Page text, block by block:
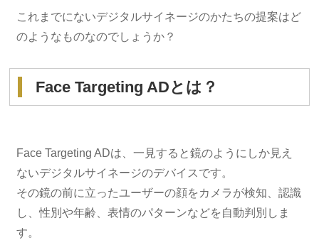
これまでにないデジタルサイネージのかたちの提案はど
のようなものなのでしょうか？
Face Targeting ADとは？
Face Targeting ADは、一見すると鏡のようにしか見え
ないデジタルサイネージのデバイスです。
その鏡の前に立ったユーザーの顔をカメラが検知、認識
し、性別や年齢、表情のパターンなどを自動判別しま
す。